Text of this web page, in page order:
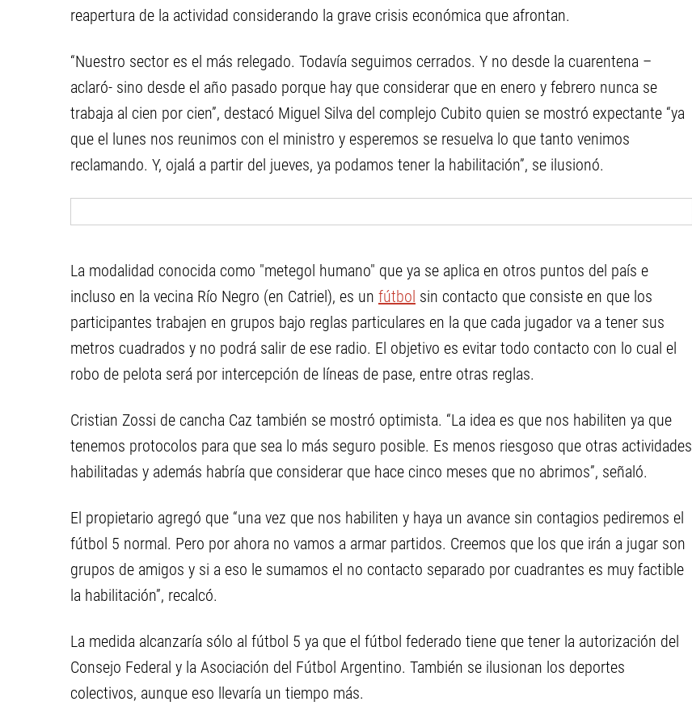
reapertura de la actividad considerando la grave crisis económica que afrontan.
“Nuestro sector es el más relegado. Todavía seguimos cerrados. Y no desde la cuarentena –
aclaró- sino desde el año pasado porque hay que considerar que en enero y febrero nunca se
trabaja al cien por cien”, destacó Miguel Silva del complejo Cubito quien se mostró expectante “ya
que el lunes nos reunimos con el ministro y esperemos se resuelva lo que tanto venimos
reclamando. Y, ojalá a partir del jueves, ya podamos tener la habilitación”, se ilusionó.
La modalidad conocida como "metegol humano" que ya se aplica en otros puntos del país e
incluso en la vecina Río Negro (en Catriel), es un fútbol sin contacto que consiste en que los
participantes trabajen en grupos bajo reglas particulares en la que cada jugador va a tener sus
metros cuadrados y no podrá salir de ese radio. El objetivo es evitar todo contacto con lo cual el
robo de pelota será por intercepción de líneas de pase, entre otras reglas.
Cristian Zossi de cancha Caz también se mostró optimista. “La idea es que nos habiliten ya que
tenemos protocolos para que sea lo más seguro posible. Es menos riesgoso que otras actividades
habilitadas y además habría que considerar que hace cinco meses que no abrimos”, señaló.
El propietario agregó que “una vez que nos habiliten y haya un avance sin contagios pediremos el
fútbol 5 normal. Pero por ahora no vamos a armar partidos. Creemos que los que irán a jugar son
grupos de amigos y si a eso le sumamos el no contacto separado por cuadrantes es muy factible
la habilitación”, recalcó.
La medida alcanzaría sólo al fútbol 5 ya que el fútbol federado tiene que tener la autorización del
Consejo Federal y la Asociación del Fútbol Argentino. También se ilusionan los deportes
colectivos, aunque eso llevaría un tiempo más.